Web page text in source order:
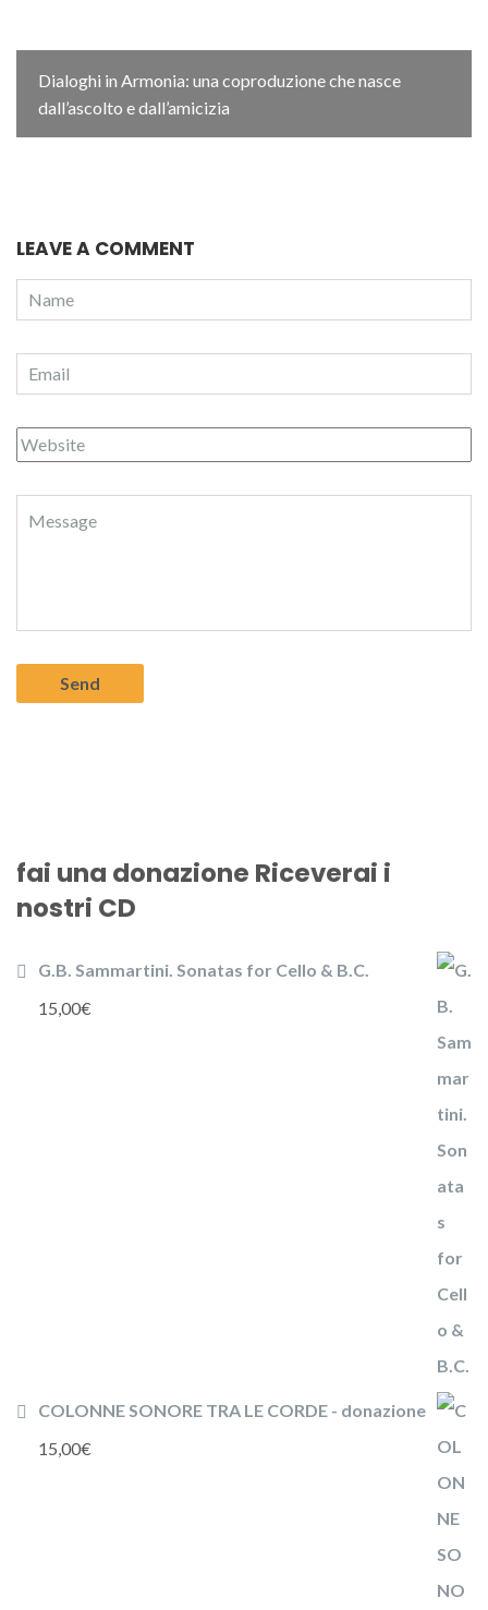
Dialoghi in Armonia: una coproduzione che nasce
dall’ascolto e dall’amicizia
LEAVE A COMMENT
fai una donazione Riceverai i
nostri CD
G.B. Sammartini. Sonatas for Cello & B.C.
15,00€
COLONNE SONORE TRA LE CORDE - donazione
15,00€